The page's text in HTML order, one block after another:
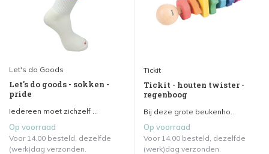
Let's do Goods
Let's do goods - sokken -
pride
Iedereen moet zichzelf ...
Op voorraad
Voor 14.00 besteld, dezelfde
(werk)dag verzonden.
Tickit
Tickit - houten twister -
regenboog
Bij deze grote beukenho...
Op voorraad
Voor 14.00 besteld, dezelfde
(werk)dag verzonden.